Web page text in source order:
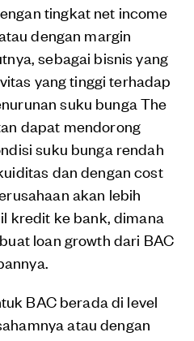
tingkat net income
dengan margin
sebagai bisnis yang
yang tinggi terhadap
suku bunga The
dapat mendorong
suku bunga rendah
dan dengan cost
akan lebih
kredit ke bank, dimana
loan growth dari BAC
BAC berada di level
atau dengan